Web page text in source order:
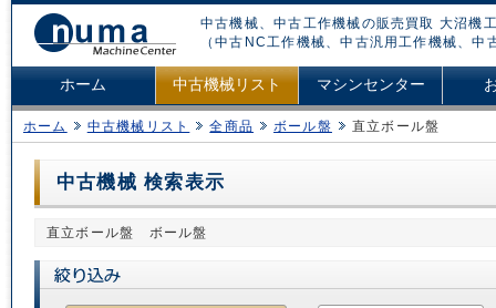
中古機械、中古工作機械の販売買取 大沼機
（中古NC工作機械、中古汎用工作機械、
ホーム 中古機械リスト マシンセンター
ホーム 中古機械リスト 全商品 ボール盤 直立ボール盤
中古機械 検索表示
直立ボール盤 ボール盤